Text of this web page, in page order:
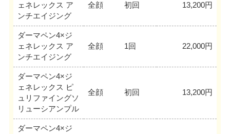
ェネレックス ア
ンチエイジング
全顔 初回 13,200円
ダーマペン4×ジ
ェネレックス ア
ンチエイジング
全顔 1回 22,000円
ダーマペン4×ジ
ェネレックス ピ
ュリファイングソ
リューシアンプル
全顔 初回 13,200円
ダーマペン4×ジ